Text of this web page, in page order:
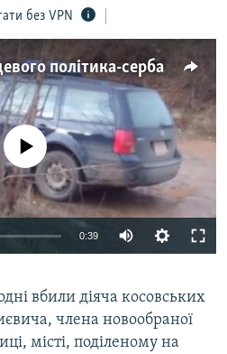
без VPN
політика-серба
currently available
0:39
вбили діяча косовських
члена новообраної
місті, поділеному на